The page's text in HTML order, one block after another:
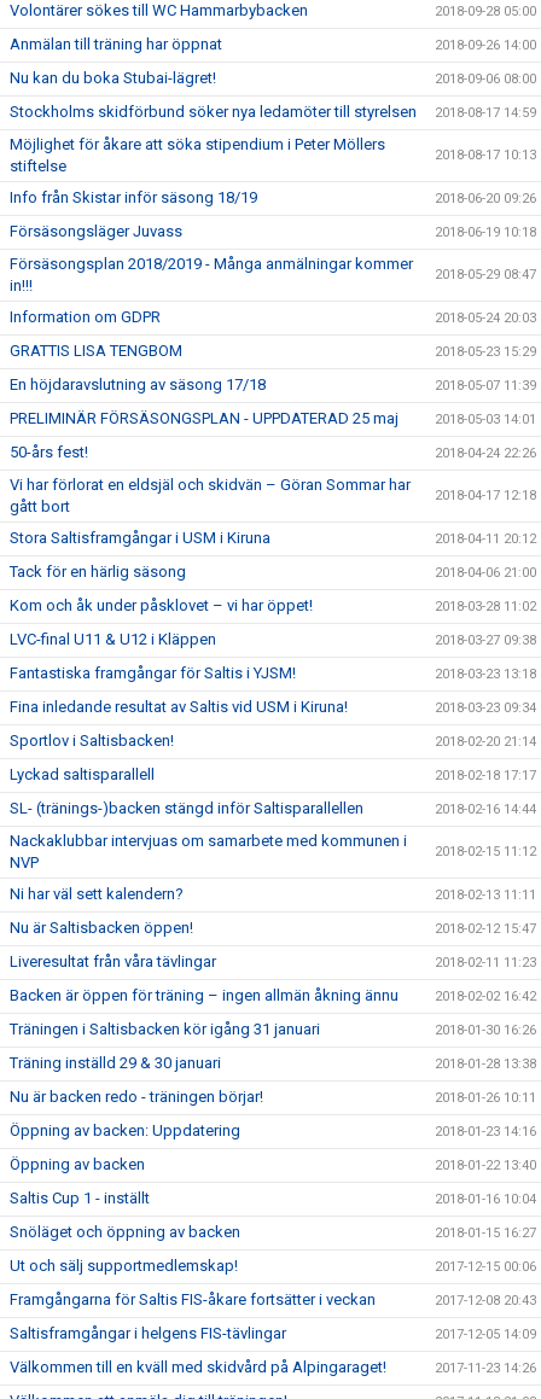
Volontärer sökes till WC Hammarbybacken 2018-09-28 05:00
Anmälan till träning har öppnat 2018-09-26 14:00
Nu kan du boka Stubai-lägret! 2018-09-06 08:00
Stockholms skidförbund söker nya ledamöter till styrelsen 2018-08-17 14:59
Möjlighet för åkare att söka stipendium i Peter Möllers
stiftelse
2018-08-17 10:13
Info från Skistar inför säsong 18/19 2018-06-20 09:26
Försäsongsläger Juvass 2018-06-19 10:18
Försäsongsplan 2018/2019 - Många anmälningar kommer
in!!!
2018-05-29 08:47
Information om GDPR 2018-05-24 20:03
GRATTIS LISA TENGBOM 2018-05-23 15:29
En höjdaravslutning av säsong 17/18 2018-05-07 11:39
PRELIMINÄR FÖRSÄSONGSPLAN - UPPDATERAD 25 maj 2018-05-03 14:01
50-års fest! 2018-04-24 22:26
Vi har förlorat en eldsjäl och skidvän – Göran Sommar har
gått bort
2018-04-17 12:18
Stora Saltisframgångar i USM i Kiruna 2018-04-11 20:12
Tack för en härlig säsong 2018-04-06 21:00
Kom och åk under påsklovet – vi har öppet! 2018-03-28 11:02
LVC-final U11 & U12 i Kläppen 2018-03-27 09:38
Fantastiska framgångar för Saltis i YJSM! 2018-03-23 13:18
Fina inledande resultat av Saltis vid USM i Kiruna! 2018-03-23 09:34
Sportlov i Saltisbacken! 2018-02-20 21:14
Lyckad saltisparallell 2018-02-18 17:17
SL- (tränings-)backen stängd inför Saltisparallellen 2018-02-16 14:44
Nackaklubbar intervjuas om samarbete med kommunen i
NVP
2018-02-15 11:12
Ni har väl sett kalendern? 2018-02-13 11:11
Nu är Saltisbacken öppen! 2018-02-12 15:47
Liveresultat från våra tävlingar 2018-02-11 11:23
Backen är öppen för träning – ingen allmän åkning ännu 2018-02-02 16:42
Träningen i Saltisbacken kör igång 31 januari 2018-01-30 16:26
Träning inställd 29 & 30 januari 2018-01-28 13:38
Nu är backen redo - träningen börjar! 2018-01-26 10:11
Öppning av backen: Uppdatering 2018-01-23 14:16
Öppning av backen 2018-01-22 13:40
Saltis Cup 1 - inställt 2018-01-16 10:04
Snöläget och öppning av backen 2018-01-15 16:27
Ut och sälj supportmedlemskap! 2017-12-15 00:06
Framgångarna för Saltis FIS-åkare fortsätter i veckan 2017-12-08 20:43
Saltisframgångar i helgens FIS-tävlingar 2017-12-05 14:09
Välkommen till en kväll med skidvård på Alpingaraget! 2017-11-23 14:26